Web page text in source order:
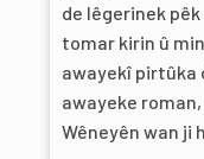
de lêgerinek
tomar kirin û
awayekî pirtûka
awayeke
Wêneyên wan ji